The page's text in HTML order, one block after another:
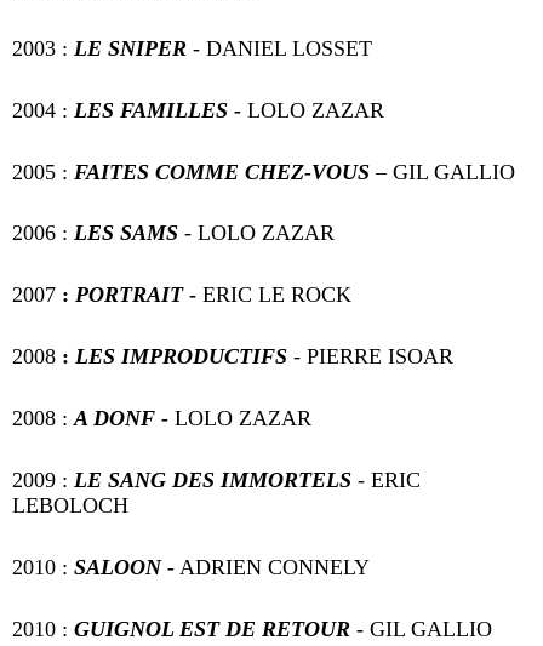
2003 : LE SNIPER - DANIEL LOSSET
2004 : LES FAMILLES - LOLO ZAZAR
2005 : FAITES COMME CHEZ-VOUS – GIL GALLIO
2006 : LES SAMS - LOLO ZAZAR
2007 : PORTRAIT - ERIC LE ROCK
2008 : LES IMPRODUCTIFS - PIERRE ISOAR
2008 :A DONF - LOLO ZAZAR
2009 : LE SANG DES IMMORTELS - ERIC
LEBOLOCH
2010 : SALOON - ADRIEN CONNELY
2010 : GUIGNOL EST DE RETOUR - GIL GALLIO